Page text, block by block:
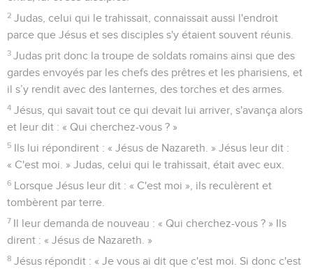
2 Judas, celui qui le trahissait, connaissait aussi l'endroit
parce que Jésus et ses disciples s'y étaient souvent réunis.
3 Judas prit donc la troupe de soldats romains ainsi que des
gardes envoyés par les chefs des prêtres et les pharisiens, et
il s’y rendit avec des lanternes, des torches et des armes.
4 Jésus, qui savait tout ce qui devait lui arriver, s'avança alors
et leur dit : « Qui cherchez-vous ? »
5 Ils lui répondirent : « Jésus de Nazareth. » Jésus leur dit :
« C'est moi. » Judas, celui qui le trahissait, était avec eux.
6 Lorsque Jésus leur dit : « C'est moi », ils reculèrent et
tombèrent par terre.
7 Il leur demanda de nouveau : « Qui cherchez-vous ? » Ils
dirent : « Jésus de Nazareth. »
8 Jésus répondit : « Je vous ai dit que c'est moi. Si donc c'est